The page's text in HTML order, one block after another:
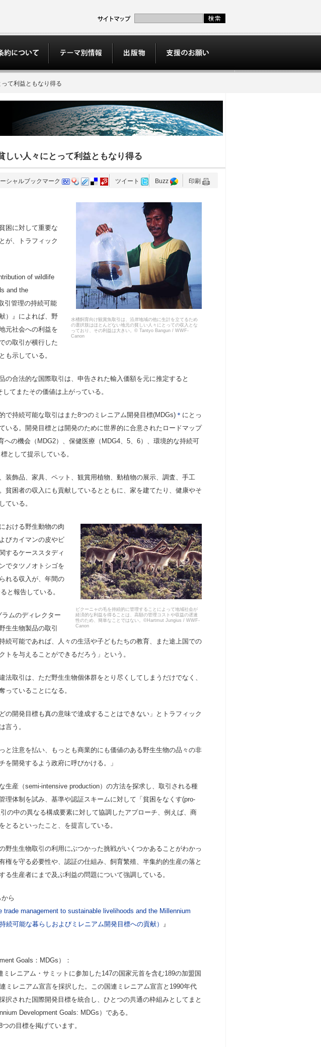
て利益ともなり得る
しい人々にとって利益ともなり得る
シャルブックマーク ツイート Buzz 印刷
水槽飼育向け観賞魚取引は、沿岸地域の他に生計を立てるため
の選択肢はほとんどない地元の貧しい人々にとっての収入とな
っており、その利益は大きい。© Tantyo Bangun / WWF-
Canon
困に対して重要な
が、トラフィック
of wildlife
and the
引管理の持続可能
）』によれば、野
元社会への利益を
の取引が横行した
も示している。
合法的な国際取引は、申告された輸入価額を元に推定すると
てまたその価値は上がっている。
持続可能な取引はまた8つのミレニアム開発目標(MDGs)＊ にとっ
いる。開発目標とは開発のために世界的に合意されたロードマップ
への機会（MDG2）、保健医療（MDG4、5、6）、環境的な持続可
として提示している。
飾品、家具、ペット、観賞用植物、動植物の展示、調査、手工
貧困者の収入にも貢献しているとともに、家を建てたり、健康やそ
ている。
ビクーニャの毛を持続的に管理することによって地域社会が
経済的な利益を得ることは、高額の管理コストや収益の遅速
性のため、簡単なことではない。©Hartmut Jungius / WWF-
Canon
おける野生動物の肉
びカイマンの皮やビ
するケーススタディ
でタツノオトシゴを
れる収入が、年間の
と報告している。
ムのディレクター
生生物製品の取引
続可能であれば、人々の生活や子どもたちの教育、また途上国での
を与えることができるだろう」という。
取引は、ただ野生生物個体群をとり尽くしてしまうだけでなく、
っていることになる。
開発目標も真の意味で達成することはできない」とトラフィック
言う。
注意を払い、もっとも商業的にも価値のある野生生物の品々の非
開発するよう政府に呼びかける。」
生産（semi-intensive production）の方法を探求し、取引される種
理体制を試み、基準や認証スキームに対して「貧困をなくす(pro-
の中の異なる構成要素に対して協調したアプローチ、例えば、商
るといったこと、を提言している。
生生物取引の利用にぶつかった挑戦がいくつかあることがわかっ
権を守る必要性や、認証の仕組み、飼育繁殖、半集約的生産の落と
る生産者にまで及ぶ利益の問題について強調している。
ら
management to sustainable livelihoods and the Millennium
続可能な暮らしおよびミレニアム開発目標への貢献）
』
Goals：MDGs）：
レニアム・サミットに参加した147の国家元首を含む189の加盟国
ミレニアム宣言を採択した。この国連ミレニアム宣言と1990年代
択された国際開発目標を統合し、ひとつの共通の枠組みとしてまと
Development Goals: MDGs）である。
の目標を掲げています。